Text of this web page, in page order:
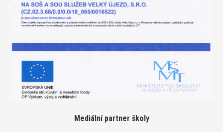
Mediální partner školy